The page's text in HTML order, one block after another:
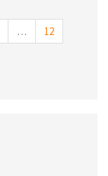
…
12